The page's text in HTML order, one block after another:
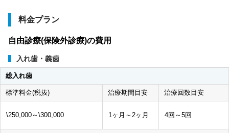
料金プラン
自由診療(保険外診療)の費用
入れ歯・義歯
総入れ歯
標準料金(税抜) 治療期間目安 治療回数目安
\250,000～\300,000 1ヶ月～2ヶ月 4回～5回